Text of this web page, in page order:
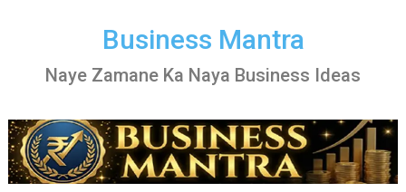
Business Mantra
Naye Zamane Ka Naya Business Ideas